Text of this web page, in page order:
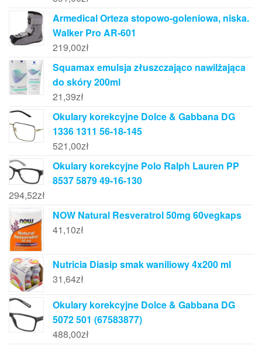
Armedical Orteza stopowo-goleniowa, niska.
Walker Pro AR-601
219,00zł
Squamax emulsja złuszczająco nawilżająca
do skóry 200ml
21,39zł
Okulary korekcyjne Dolce & Gabbana DG
1336 1311 56-18-145
521,00zł
Okulary korekcyjne Polo Ralph Lauren PP
8537 5879 49-16-130
294,52zł
NOW Natural Resveratrol 50mg 60vegkaps
41,10zł
Nutricia Diasip smak waniliowy 4x200 ml
31,64zł
Okulary korekcyjne Dolce & Gabbana DG
5072 501 (67583877)
488,00zł